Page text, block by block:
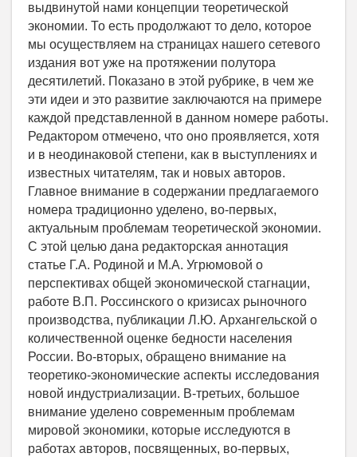
выдвинутой нами концепции теоретической
экономии. То есть продолжают то дело, которое
мы осуществляем на страницах нашего сетевого
издания вот уже на протяжении полутора
десятилетий. Показано в этой рубрике, в чем же
эти идеи и это развитие заключаются на примере
каждой представленной в данном номере работы.
Редактором отмечено, что оно проявляется, хотя
и в неодинаковой степени, как в выступлениях и
известных читателям, так и новых авторов.
Главное внимание в содержании предлагаемого
номера традиционно уделено, во-первых,
актуальным проблемам теоретической экономии.
С этой целью дана редакторская аннотация
статье Г.А. Родиной и М.А. Угрюмовой о
перспективах общей экономической стагнации,
работе В.П. Россинского о кризисах рыночного
производства, публикации Л.Ю. Архангельской о
количественной оценке бедности населения
России. Во-вторых, обращено внимание на
теоретико-экономические аспекты исследования
новой индустриализации. В-третьих, большое
внимание уделено современным проблемам
мировой экономики, которые исследуются в
работах авторов, посвященных, во-первых,